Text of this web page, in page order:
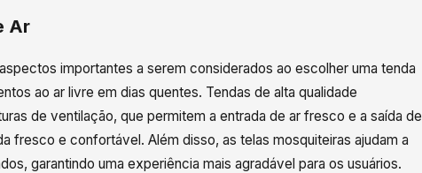
Ar
importantes a serem considerados ao escolher uma tenda
ao ar livre em dias quentes. Tendas de alta qualidade
de ventilação, que permitem a entrada de ar fresco e a saída de
fresco e confortável. Além disso, as telas mosquiteiras ajudam a
garantindo uma experiência mais agradável para os usuários.